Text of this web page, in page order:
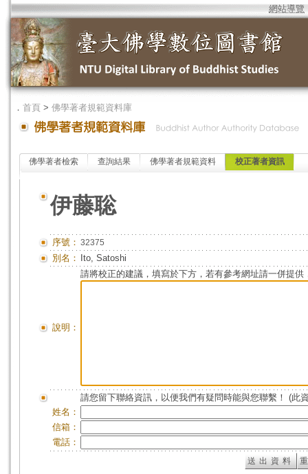
網站導覽
． 首頁 > 佛學著者規範資料庫
佛學著者檢索 查詢結果 佛學著者規範資料 校正著者資訊
伊藤聡
序號： 32375
別名： Ito, Satoshi
說明：
請將校正的建議，填寫於下方，若有參考網址請一併提供
請您留下聯絡資訊，以便我們有疑問時能與您聯繫！ (此
姓名：
信箱：
電話：